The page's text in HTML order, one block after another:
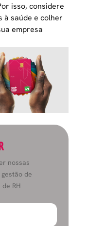
isso, considere
à saúde e colher
empresa
nossas
de
RH